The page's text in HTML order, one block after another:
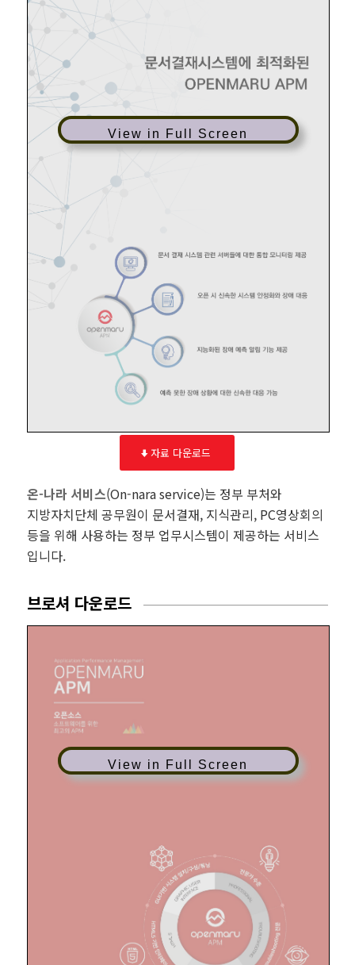
View in Full Screen
자료 다운로드
온-나라 서비스(On-nara service)는 정부 부처와
지방자치단체 공무원이 문서결재, 지식관리, PC영상회의
등을 위해 사용하는 정부 업무시스템이 제공하는 서비스
입니다.
브로셔 다운로드
View in Full Screen